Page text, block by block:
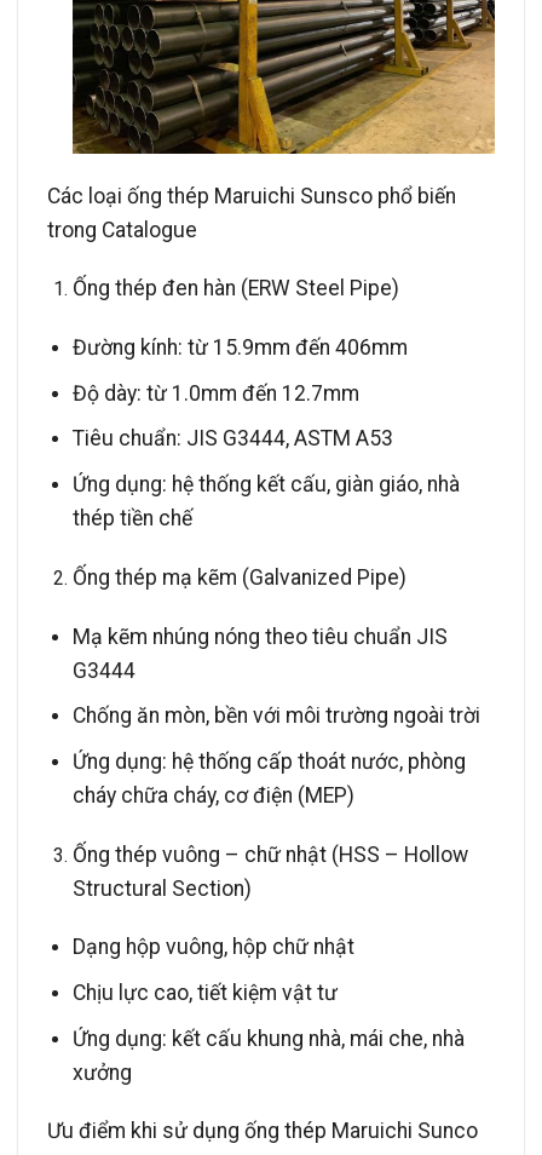
Các loại ống thép Maruichi Sunsco phổ biến
trong Catalogue
Ống thép đen hàn (ERW Steel Pipe)
Đường kính: từ 15.9mm đến 406mm
Độ dày: từ 1.0mm đến 12.7mm
Tiêu chuẩn: JIS G3444, ASTM A53
Ứng dụng: hệ thống kết cấu, giàn giáo, nhà
thép tiền chế
Ống thép mạ kẽm (Galvanized Pipe)
Mạ kẽm nhúng nóng theo tiêu chuẩn JIS
G3444
Chống ăn mòn, bền với môi trường ngoài trời
Ứng dụng: hệ thống cấp thoát nước, phòng
cháy chữa cháy, cơ điện (MEP)
Ống thép vuông – chữ nhật (HSS – Hollow
Structural Section)
Dạng hộp vuông, hộp chữ nhật
Chịu lực cao, tiết kiệm vật tư
Ứng dụng: kết cấu khung nhà, mái che, nhà
xưởng
Ưu điểm khi sử dụng ống thép Maruichi Sunco